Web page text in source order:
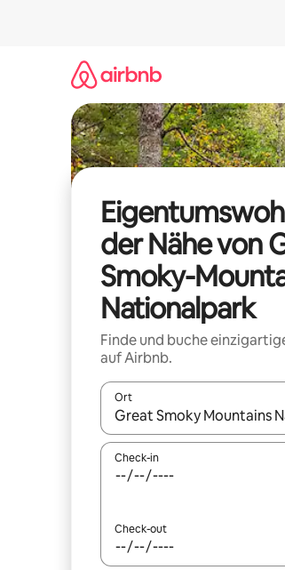
der Nähe von
Smoky-
Nationalpark
Finde und buche
auf Airbnb.
Ort
Wenn Ergebnisse verfügbar
Check-in
Check-out